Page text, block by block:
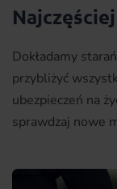
Dokładamy
przybliżyć
ubezpieczeń na
sprawdzaj nowe